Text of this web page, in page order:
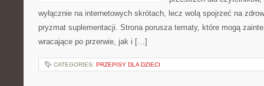
wyłącznie na internetowych skrótach, lecz wolą spojrzeć na
pryzmat suplementacji. Strona porusza tematy, które mogą
wracające po przerwie, jak i […]
CATEGORIES: PRZEPISY DLA DZIECI